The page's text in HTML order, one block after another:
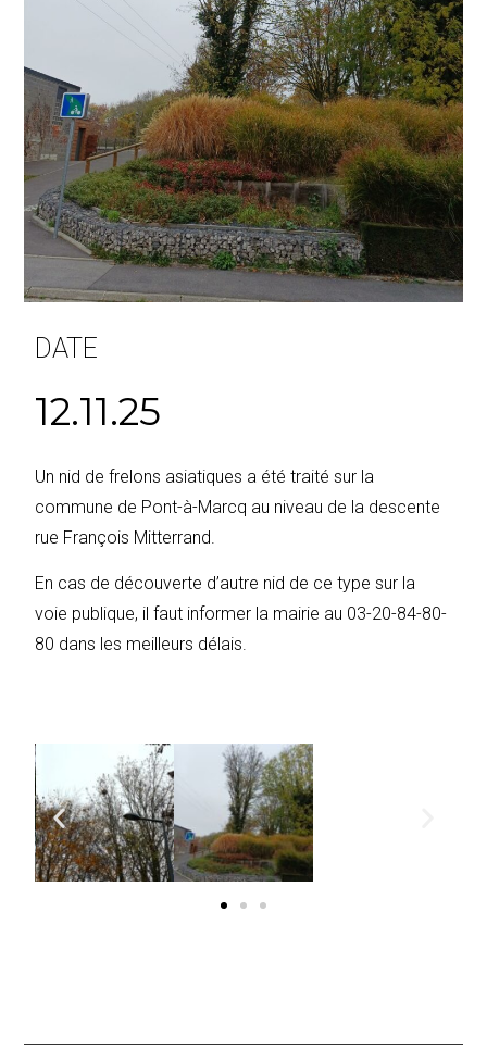
DATE
12.11.25
Un nid de frelons asiatiques a été traité sur la
commune de Pont-à-Marcq au niveau de la descente
rue François Mitterrand.
En cas de découverte d’autre nid de ce type sur la
voie publique, il faut informer la mairie au 03-20-84-80-
80 dans les meilleurs délais.